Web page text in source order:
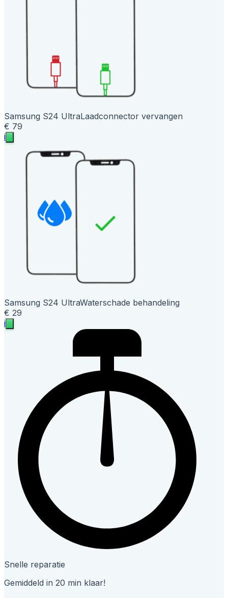
Samsung S24 UltraLaadconnector vervangen
€ 79
i
Samsung S24 UltraWaterschade behandeling
€ 29
i
Snelle reparatie
Gemiddeld in 20 min klaar!